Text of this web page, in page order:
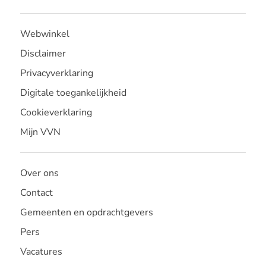
Webwinkel
Disclaimer
Privacyverklaring
Digitale toegankelijkheid
Cookieverklaring
Mijn VVN
Over ons
Contact
Gemeenten en opdrachtgevers
Pers
Vacatures